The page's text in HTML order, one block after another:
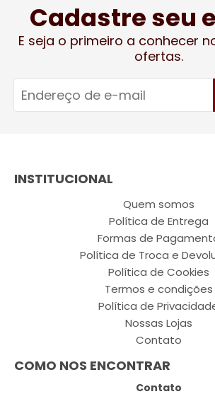
Cadastre seu
E seja o primeiro a conhecer
ofertas.
INSTITUCIONAL
Quem somos
Política de Entrega
Formas de
Política de Troca e
Política de Cookies
Termos e condições
Política de
Nossas Lojas
Contato
COMO NOS ENCONTRAR
Contato